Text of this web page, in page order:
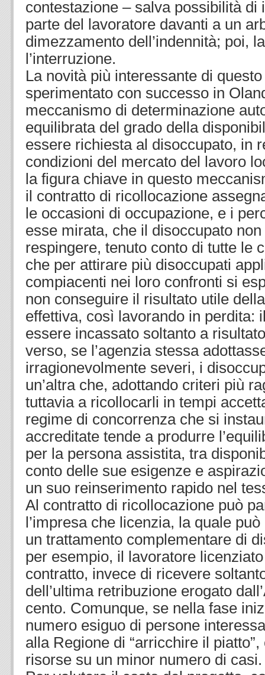
contestazione – salva possibilità di
parte del lavoratore davanti a un
dimezzamento dell’indennità; poi,
l’interruzione.
La novità più interessante di
sperimentato con successo in
meccanismo di determinazione
equilibrata del grado della
essere richiesta al disoccupato, in
condizioni del mercato del lavoro
la figura chiave in questo
il contratto di ricollocazione
le occasioni di occupazione, e i
esse mirata, che il disoccupato
respingere, tenuto conto di tutte le
che per attirare più disoccupati
compiacenti nei loro confronti si
non conseguire il risultato utile
effettiva, così lavorando in perdita:
essere incassato soltanto a
verso, se l’agenzia stessa
irragionevolmente severi, i
un’altra che, adottando criteri più
tuttavia a ricollocarli in tempi
regime di concorrenza che si
accreditate tende a produrre
per la persona assistita, tra
conto delle sue esigenze e
un suo reinserimento rapido nel
Al contratto di ricollocazione può
l’impresa che licenzia, la quale
un trattamento complementare di
per esempio, il lavoratore
contratto, invece di ricevere
dell’ultima retribuzione erogato
cento. Comunque, se nella fase
numero esiguo di persone
alla Regione di “arricchire il
risorse su un minor numero di casi.